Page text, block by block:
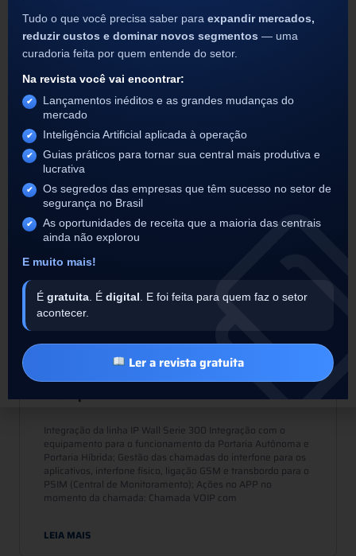
Enviar
Últimos posts
INTEGRADORES
Khomp
Integração da linha IP Wall Serie 300 Integração com o
equipamento para o funcionamento da Portaria Autônoma e
Portaria Híbrida; Gestão das chamadas do interfone para os
aplicativos, interfone físico, ligação GSM e transbordo para o
PSIM (Central de Monitoramento); Ações no APP no
momento da chamada: Chamada VOIP com
LEIA MAIS
Tudo o que você precisa saber para expandir mercados,
reduzir custos e dominar novos segmentos — uma
curadoria feita por quem entende do setor.
Na revista você vai encontrar:
Lançamentos inéditos e as grandes mudanças do
mercado
Inteligência Artificial aplicada à operação
Guias práticos para tornar sua central mais produtiva e
lucrativa
Os segredos das empresas que têm sucesso no setor de
segurança no Brasil
As oportunidades de receita que a maioria das centrais
ainda não explorou
E muito mais!
É gratuita . É digital . E foi feita para quem faz o setor
acontecer.
Ler a revista gratuita